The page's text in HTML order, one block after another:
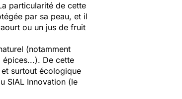
particularité de cette
par sa peau, et il
ou un jus de fruit
(notamment
épices...). De cette
surtout écologique
SIAL Innovation (le